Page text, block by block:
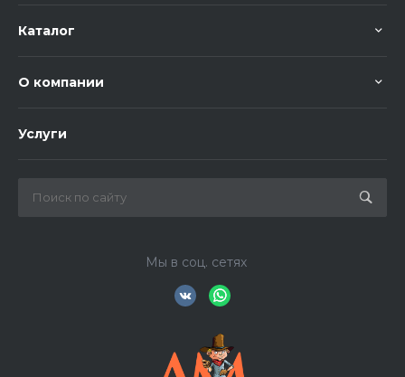
Каталог
О компании
Услуги
Мы в соц. сетях